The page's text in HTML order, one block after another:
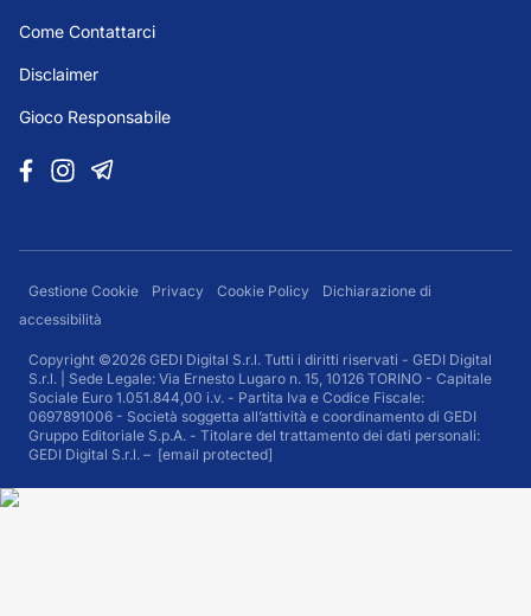
Come Contattarci
Disclaimer
Gioco Responsabile
Gestione Cookie Privacy Cookie Policy
Dichiarazione di
accessibilità
Copyright ©2026 GEDI Digital S.r.l. Tutti i diritti riservati - GEDI Digital
S.r.l. | Sede Legale: Via Ernesto Lugaro n. 15, 10126 TORINO - Capitale
Sociale Euro 1.051.844,00 i.v. - Partita Iva e Codice Fiscale:
0697891006 - Società soggetta all’attività e coordinamento di GEDI
Gruppo Editoriale S.p.A. - Titolare del trattamento dei dati personali:
GEDI Digital S.r.l. – [email protected]